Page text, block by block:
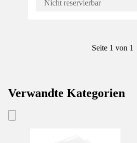
Nicht reservierbar
Seite 1 von 1
Verwandte Kategorien